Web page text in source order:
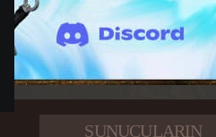
SUNUCULARIN